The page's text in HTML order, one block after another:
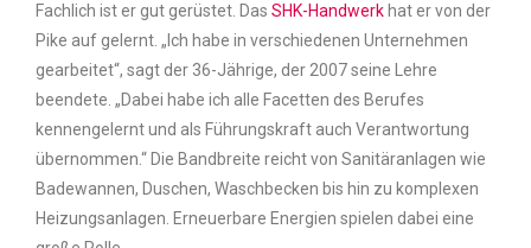
Fachlich ist er gut gerüstet. Das SHK-Handwerk hat er von der
Pike auf gelernt. „Ich habe in verschiedenen Unternehmen
gearbeitet“, sagt der 36-Jährige, der 2007 seine Lehre
beendete. „Dabei habe ich alle Facetten des Berufes
kennengelernt und als Führungskraft auch Verantwortung
übernommen.“ Die Bandbreite reicht von Sanitäranlagen wie
Badewannen, Duschen, Waschbecken bis hin zu komplexen
Heizungsanlagen. Erneuerbare Energien spielen dabei eine